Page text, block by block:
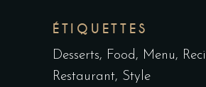
ÉTIQUETTES
Desserts Food Menu
Restaurant Style